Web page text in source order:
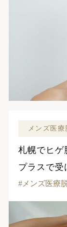
メンズ医療
札幌でヒゲ
プラスで受
メンズ医療